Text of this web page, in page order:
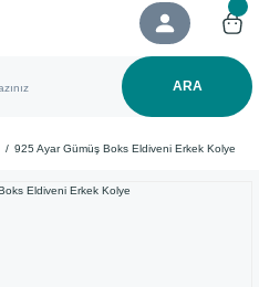
ARA
925 Ayar ​Gümüş Boks Eldiveni Erkek Kolye